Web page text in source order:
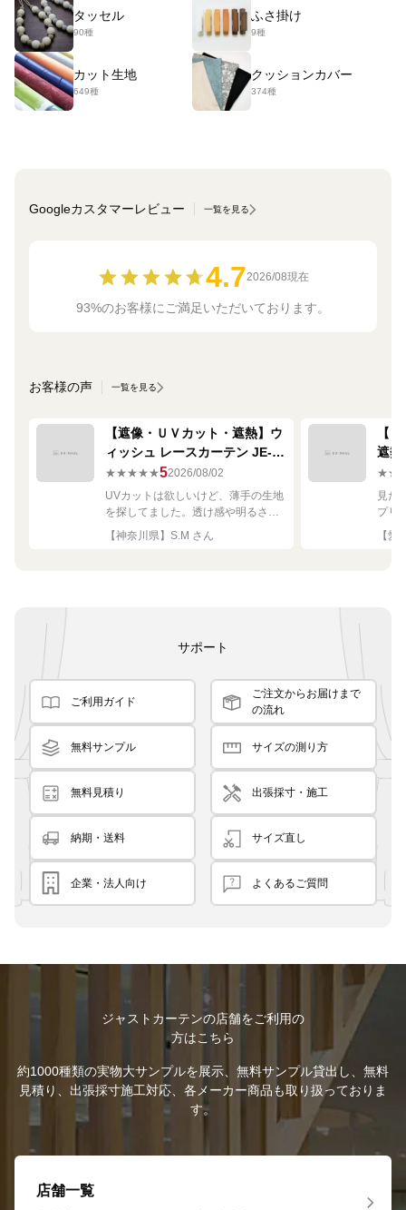
タッセル
90種
ふさ掛け
9種
カット生地
649種
クッションカバー
374種
Googleカスタマーレビュー 一覧を見る
4.72026/08現在
93%のお客様にご満足いただいております。
お客様の声 一覧を見る
【遮像・ＵＶカット・遮熱】ウ
ィッシュ レースカーテン JE-
67249R シルバー
★★★★★52026/08/02
UVカットは欲しいけど、薄手の生地
を探してました。透け感や明るさも
ちょうど良く思った通りで満足で
す。
【神奈川県】S.M さん
【
遮熱
ー
見た
プリ
れい
【愛
サポート
ご利用ガイド
ご注文からお届けまで
の流れ
無料サンプル サイズの測り方
無料見積り 出張採寸・施工
納期・送料 サイズ直し
企業・法人向け よくあるご質問
ジャストカーテンの店舗をご利用の
方はこちら
約1000種類の実物大サンプルを展示、無料サンプル貸出し、無料
見積り、出張採寸施工対応、各メーカー商品も取り扱っておりま
す。
店舗一覧